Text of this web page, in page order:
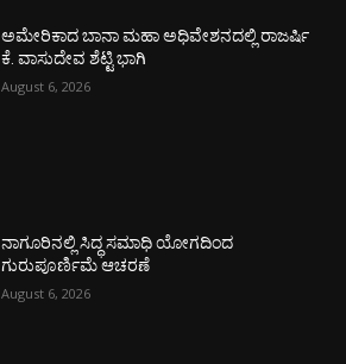
ಅಮೇರಿಕಾದ ಬಾನಾ ಮಹಾ ಅಧಿವೇಶನದಲ್ಲಿ ರಾಜರ್ಷಿ
ಕೆ. ವಾಸುದೇವ ಶೆಟ್ಟಿ ಭಾಗಿ
August 6, 2026
ನಾಗೂರಿನಲ್ಲಿ ಸಿದ್ಧ ಸಮಾಧಿ ಯೋಗದಿಂದ
ಗುರುಪೂರ್ಣಿಮೆ ಆಚರಣೆ
August 6, 2026